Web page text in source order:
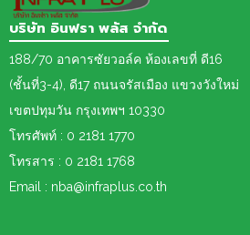
บริษัท อินฟรา พลัส จำกัด
188/70 อาคารซัยวอล์ค ห้องเลขที่ ดี16
(ชั้นที่3-4), ดี17 ถนนจรัสเมือง แขวงวังใหม่
เขตปทุมวัน กรุงเทพฯ 10330
โทรศัพท์ : 0 2181 1770
โทรสาร : 0 2181 1768
Email : nba@infraplus.co.th